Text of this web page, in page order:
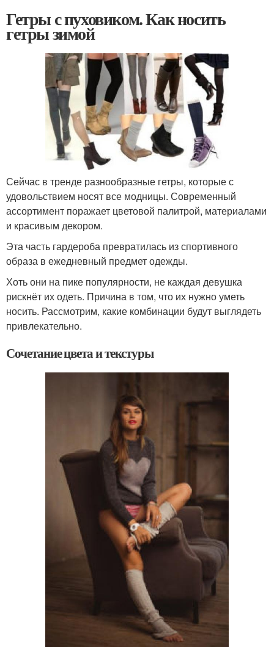
Гетры с пуховиком. Как носить
гетры зимой
Сейчас в тренде разнообразные гетры, которые с
удовольствием носят все модницы. Современный
ассортимент поражает цветовой палитрой, материалами
и красивым декором.
Эта часть гардероба превратилась из спортивного
образа в ежедневный предмет одежды.
Хоть они на пике популярности, не каждая девушка
рискнёт их одеть. Причина в том, что их нужно уметь
носить. Рассмотрим, какие комбинации будут выглядеть
привлекательно.
Сочетание цвета и текстуры